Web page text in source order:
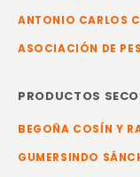
ANTONIO CARLOS
ASOCIACIÓN DE
PRODUCTOS
BEGOÑA COSÍN Y
GUMERSINDO